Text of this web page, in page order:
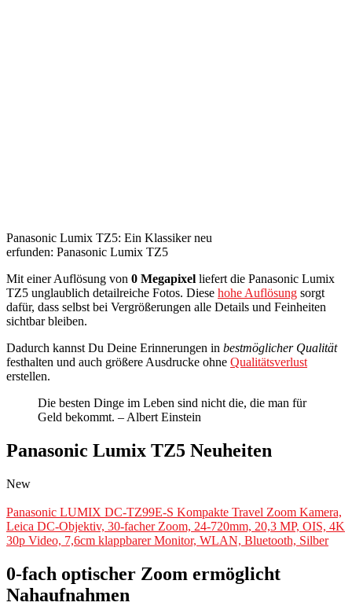
Panasonic Lumix TZ5: Ein Klassiker neu
erfunden: Panasonic Lumix TZ5
Mit einer Auflösung von 0 Megapixel liefert die Panasonic Lumix
TZ5 unglaublich detailreiche Fotos. Diese hohe Auflösung sorgt
dafür, dass selbst bei Vergrößerungen alle Details und Feinheiten
sichtbar bleiben.
Dadurch kannst Du Deine Erinnerungen in bestmöglicher Qualität
festhalten und auch größere Ausdrucke ohne Qualitätsverlust
erstellen.
Die besten Dinge im Leben sind nicht die, die man für
Geld bekommt. – Albert Einstein
Panasonic Lumix TZ5 Neuheiten
New
Panasonic LUMIX DC-TZ99E-S Kompakte Travel Zoom Kamera,
Leica DC-Objektiv, 30-facher Zoom, 24-720mm, 20,3 MP, OIS, 4K
30p Video, 7,6cm klappbarer Monitor, WLAN, Bluetooth, Silber
0-fach optischer Zoom ermöglicht
Nahaufnahmen